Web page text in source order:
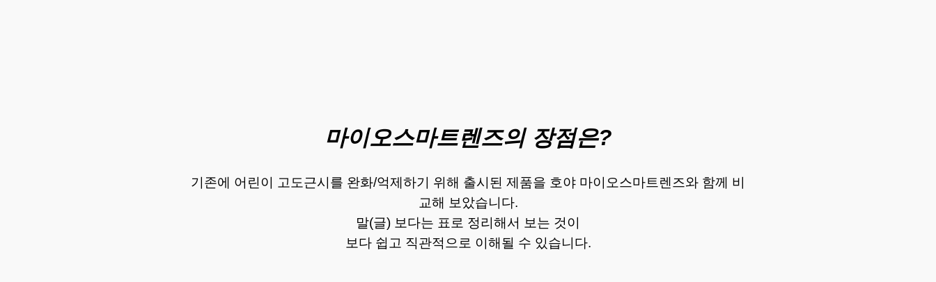
마이오스마트렌즈의 장점은?
기존에 어린이 고도근시를 완화/억제하기 위해 출시된 제품을 호야 마이오스마트렌즈와 함께 비
교해 보았습니다.
말(글) 보다는 표로 정리해서 보는 것이
보다 쉽고 직관적으로 이해될 수 있습니다.